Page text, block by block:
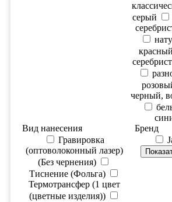
серый
черный,
Бренд
Вид нанесения
Гравировка
(оптоволоконный лазер)
(Без чернения)
Тиснение (Фольга)
Термотрансфер (1 цвет
(цветные изделия))